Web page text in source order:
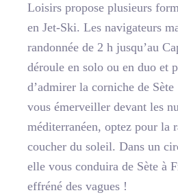
Loisirs propose plusieurs
en Jet-Ski. Les navigateurs
randonnée de 2 h jusqu’au
déroule en solo ou en duo et
d’admirer la corniche de
vous émerveiller devant les
méditerranéen, optez pour la
coucher du soleil. Dans un
elle vous conduira de Sète à
effréné des vagues !